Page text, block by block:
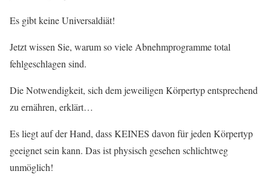
Es gibt keine Universaldiät!
Jetzt wissen Sie, warum so viele Abnehmprogramme total
fehlgeschlagen sind.
Die Notwendigkeit, sich dem jeweiligen Körpertyp entsprechend
zu ernähren, erklärt…
Es liegt auf der Hand, dass KEINES davon für jeden Körpertyp
geeignet sein kann. Das ist physisch gesehen schlichtweg
unmöglich!